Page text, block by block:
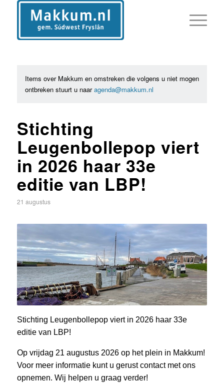
Items over Makkum en omstreken die volgens u niet mogen
ontbreken stuurt u naaragenda@makkum.nl
Stichting
Leugenbollepop viert
in 2026 haar 33e
editie van LBP!
21 augustus
Stichting Leugenbollepop viert in 2026 haar 33e
editie van LBP!
Op vrijdag 21 augustus 2026 op het plein in Makkum!
Voor meer informatie kunt u gerust contact met ons
opnemen. Wij helpen u graag verder!